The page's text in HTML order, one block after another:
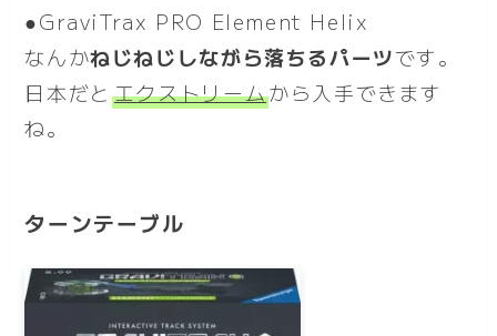
●GraviTrax PRO Element Helix
なんかねじねじしながら落ちるパーツです。
日本だと エクストリームから入手できます
ね。
ターンテーブル